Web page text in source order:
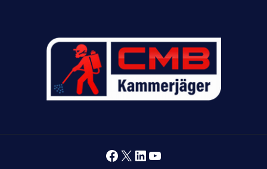
Facebook
X LinkedIn
YouTube